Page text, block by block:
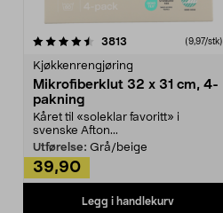
3813 anmeldelser(9,97/stk)
Kjøkkenrengjøring
Mikrofiberklut 32 x 31 cm, 4-
pakning
Kåret til «soleklar favoritt» i
svenske Afton...
Utførelse: Grå/beige
39,90
Legg i handlekurv
4.5av 5 stjerner